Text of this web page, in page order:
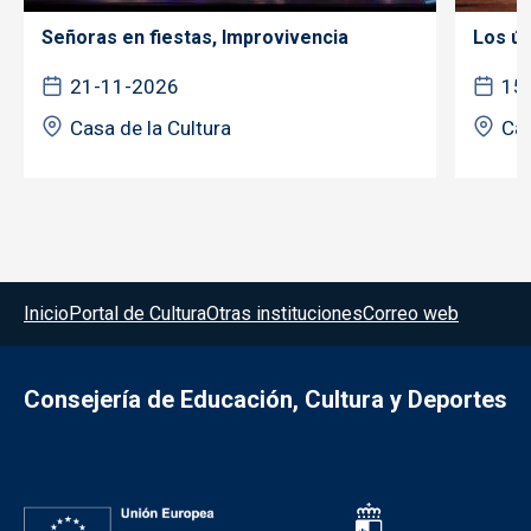
Señoras en fiestas, Improvivencia
21-11-2026
Casa de la Cultura
Los
Menú del pie
InicioPortal de CulturaOtras institucionesCorreo web
Consejería de Educación, Cultura y Deportes